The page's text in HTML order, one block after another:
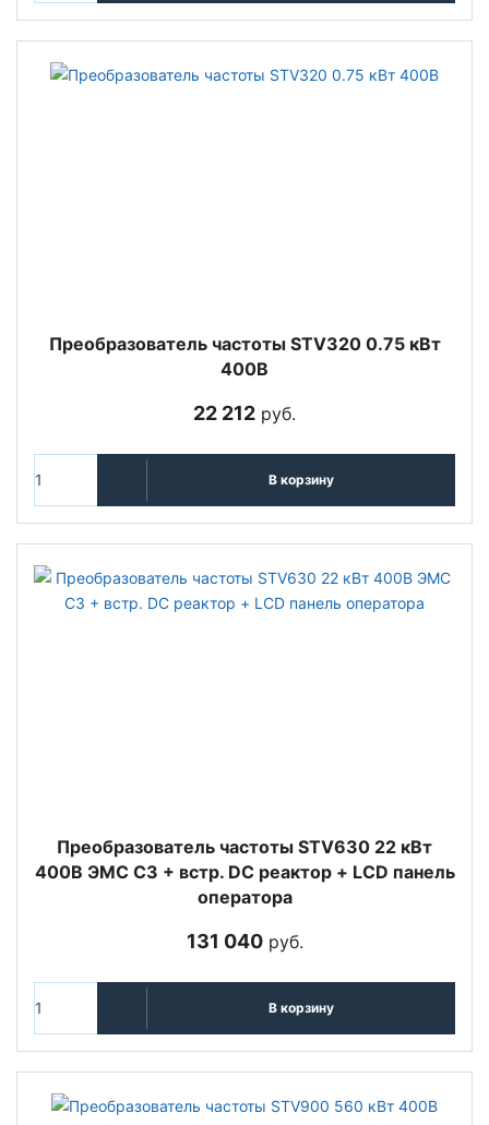
Преобразователь частоты STV320 0.75 кВт
400В
22 212 руб.
В корзину
Преобразователь частоты STV630 22 кВт
400В ЭМС С3 + встр. DC реактор + LCD панель
оператора
131 040руб.
В корзину